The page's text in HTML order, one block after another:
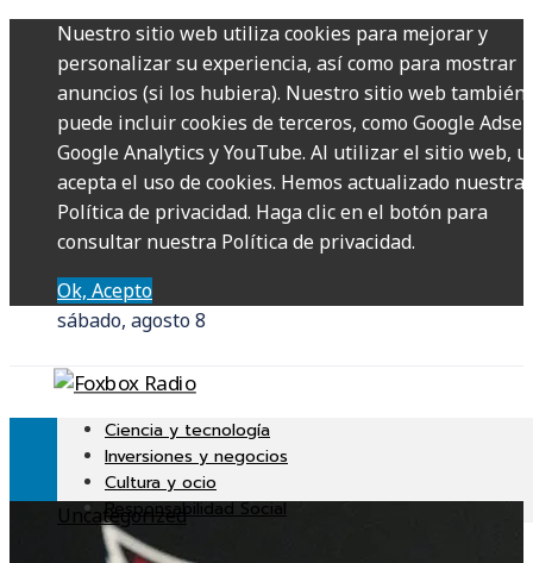
Nuestro sitio web utiliza cookies para mejorar y
personalizar su experiencia, así como para mostrar
anuncios (si los hubiera). Nuestro sitio web también
puede incluir cookies de terceros, como Google
Google Analytics y YouTube. Al utilizar el sitio web,
acepta el uso de cookies. Hemos actualizado nuestra
Política de privacidad. Haga clic en el botón para
consultar nuestra Política de privacidad.
Ok, Acepto
sábado, agosto 8
Ciencia y tecnología
Inversiones y negocios
Cultura y ocio
Responsabilidad Social
Uncategorized